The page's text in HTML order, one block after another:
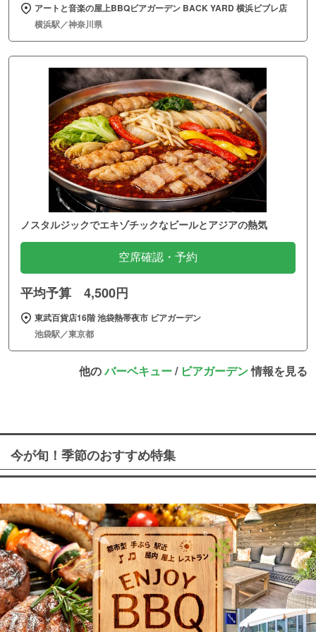
アートと音楽の屋上BBQビアガーデン BACK YARD 横浜ビブレ店
横浜駅／神奈川県
ノスタルジックでエキゾチックなビールとアジアの熱気
空席確認・予約
平均予算 4,500円
東武百貨店16階 池袋熱帯夜市 ビアガーデン
池袋駅／東京都
他のバーベキュー/ ビアガーデン情報を見る
今が旬！季節のおすすめ特集